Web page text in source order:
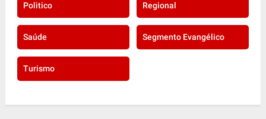
Politico Regional
Saúde Segmento Evangélico
Turismo